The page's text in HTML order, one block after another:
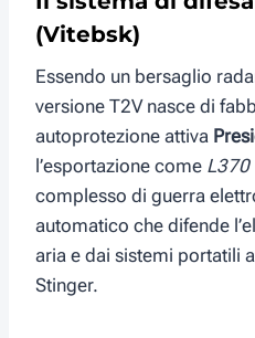
(Vitebsk)
Essendo un bersaglio
versione T2V nasce di
autoprotezione attiva
l’esportazione come L370
complesso di guerra
automatico che difende
aria e dai sistemi portatili
Stinger.